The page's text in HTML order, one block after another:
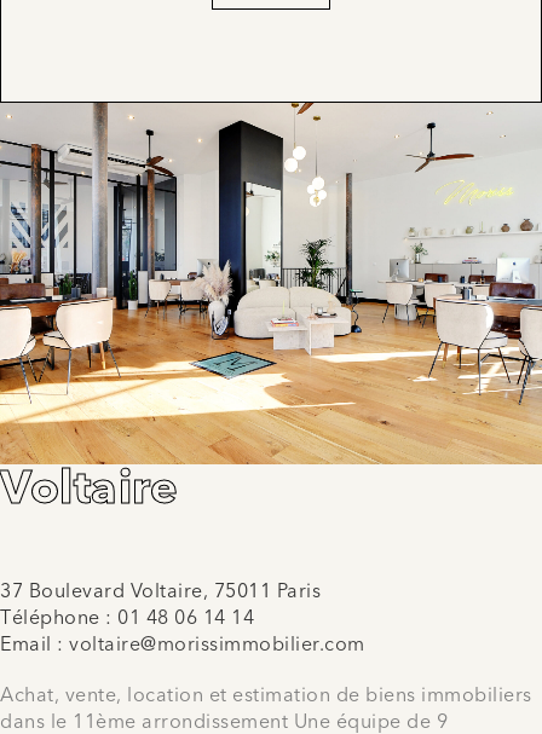
Voltaire
37 Boulevard Voltaire, 75011 Paris
Téléphone : 01 48 06 14 14
Email : voltaire@morissimmobilier.com
Achat, vente, location et estimation de biens immobiliers
dans le 11ème arrondissement Une équipe de 9